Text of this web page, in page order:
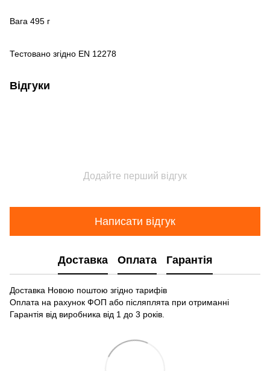
Вага 495 г
Тестовано згідно EN 12278
Відгуки
Додайте перший відгук
Написати відгук
Доставка Оплата Гарантія
Доставка Новою поштою згідно тарифів
Оплата на рахунок ФОП або післяплята при отриманні
Гарантія від виробника від 1 до 3 років.